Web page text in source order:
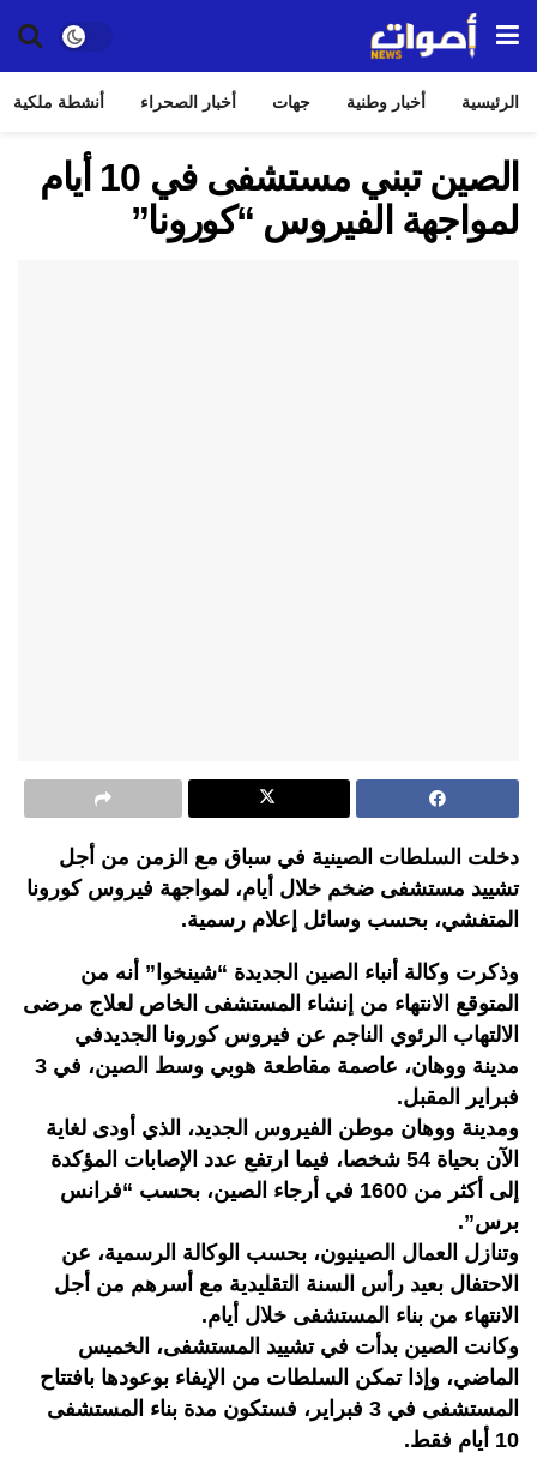
الرئيسية أخبار وطنية جهات أخبار الصحراء أنشطة ملكية
الصين تبني مستشفى في 10 أيام
لمواجهة الفيروس “كورونا”
دخلت السلطات الصينية في سباق مع الزمن من أجل
تشييد مستشفى ضخم خلال أيام، لمواجهة فيروس كورونا
المتفشي، بحسب وسائل إعلام رسمية.
وذكرت وكالة أنباء الصين الجديدة “شينخوا” أنه من
المتوقع الانتهاء من إنشاء المستشفى الخاص لعلاج مرضى
الالتهاب الرئوي الناجم عن فيروس كورونا الجديدفي
مدينة ووهان، عاصمة مقاطعة هوبي وسط الصين، في 3
فبراير المقبل.
ومدينة ووهان موطن الفيروس الجديد، الذي أودى لغاية
الآن بحياة 54 شخصا، فيما ارتفع عدد الإصابات المؤكدة
إلى أكثر من 1600 في أرجاء الصين، بحسب “فرانس
برس”.
وتنازل العمال الصينيون، بحسب الوكالة الرسمية، عن
الاحتفال بعيد رأس السنة التقليدية مع أسرهم من أجل
الانتهاء من بناء المستشفى خلال أيام.
وكانت الصين بدأت في تشييد المستشفى، الخميس
الماضي، وإذا تمكن السلطات من الإيفاء بوعودها بافتتاح
المستشفى في 3 فبراير، فستكون مدة بناء المستشفى
10 أيام فقط.